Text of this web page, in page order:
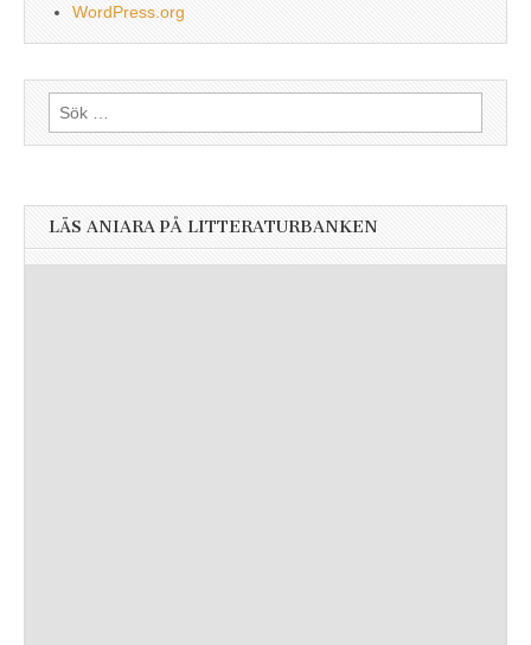
WordPress.org
Sök
efter:
LÄS ANIARA PÅ LITTERATURBANKEN